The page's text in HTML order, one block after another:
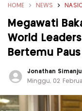
HOME NEWS
Megawati
World
Bertemu
Jonathan
Minggu, 02